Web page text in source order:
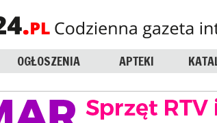
OGŁOSZENIA APTEKI